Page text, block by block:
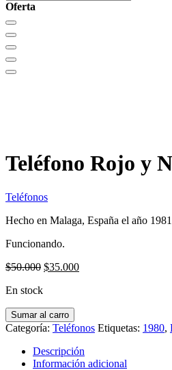
Oferta
Teléfono Rojo y
Teléfonos
Hecho en Malaga, España el año
Funcionando.
$50.000 El
$50.000.
$35.000El
En stock
Teléfono
Rojo
Negro
Citesa
Sumar al carro
Categoría: Teléfonos Etiquetas: 1980,
Descripción
Información adicional